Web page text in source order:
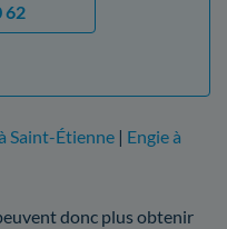
62
Saint-Étienne | Engie à
donc plus obtenir